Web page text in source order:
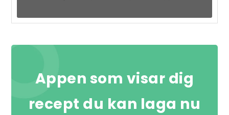
Appen som visar dig
recept du kan laga nu